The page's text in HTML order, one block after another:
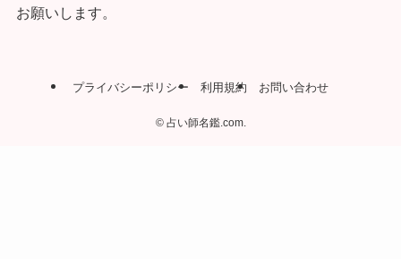
お願いします。
プライバシーポリシー 利用規約 お問い合わせ
©占い師名鑑.com.